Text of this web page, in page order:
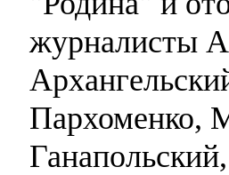
журналисты
Пархоменко,